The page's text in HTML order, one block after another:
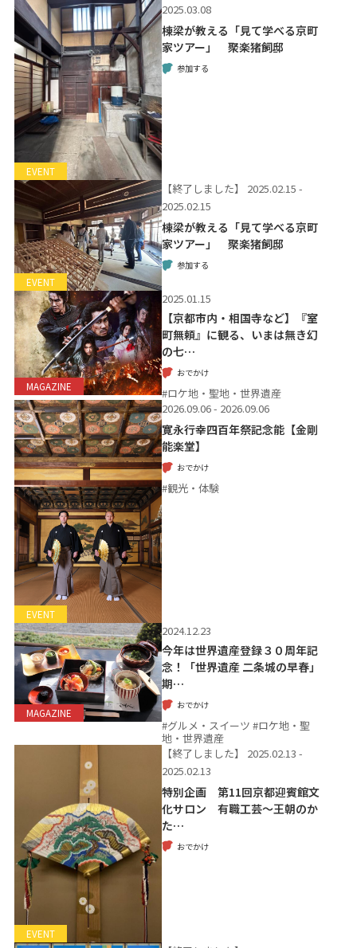
EVENT
2025.03.08
棟梁が教える「見て学べる京町
家ツアー」 聚楽猪飼邸
参加する
EVENT
【終了しました】
2025.02.15 -
2025.02.15
棟梁が教える「見て学べる京町
家ツアー」 聚楽猪飼邸
参加する
MAGAZINE
2025.01.15
【京都市内・相国寺など】『室
町無頼』に観る、いまは無き幻
の七…
おでかけ
#ロケ地・聖地・世界遺産
EVENT
2026.09.06 - 2026.09.06
寛永行幸四百年祭記念能【金剛
能楽堂】
おでかけ
#観光・体験
MAGAZINE
2024.12.23
今年は世界遺産登録３０周年記
念！「世界遺産 二条城の早春」
期…
おでかけ
#グルメ・スイーツ #ロケ地・聖
地・世界遺産
EVENT
【終了しました】
2025.02.13 -
2025.02.13
特別企画 第11回京都迎賓館文
化サロン 有職工芸～王朝のか
た…
おでかけ